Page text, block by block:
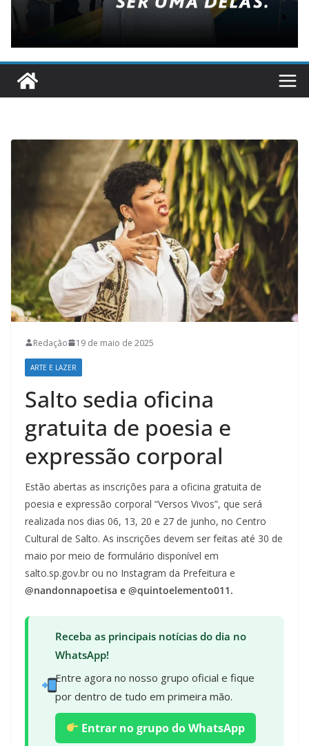
Redação 19 de maio de 2025
ARTE E LAZER
Salto sedia oficina
gratuita de poesia e
expressão corporal
Estão abertas as inscrições para a oficina gratuita de
poesia e expressão corporal “Versos Vivos”, que será
realizada nos dias 06, 13, 20 e 27 de junho, no Centro
Cultural de Salto. As inscrições devem ser feitas até 30 de
maio por meio de formulário disponível em
salto.sp.gov.br ou no Instagram da Prefeitura e
@nandonnapoetisa e @quintoelemento011.
Receba as principais notícias do dia no
WhatsApp!
Entre agora no nosso grupo oficial e fique
por dentro de tudo em primeira mão.
Entrar no grupo do WhatsApp